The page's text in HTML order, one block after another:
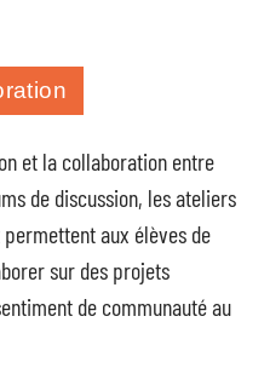
et la collaboration entre
de discussion, les ateliers
aux élèves de
sur des projets
de communauté au